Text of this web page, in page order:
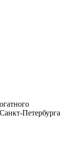
Петербурга